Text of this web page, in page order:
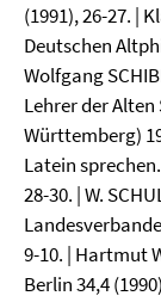
(1991), 26-27. |
Deutschen
Wolfgang
Lehrer der
Württemberg)
Latein
28-30. | W.
9-10. | Hartmut
Berlin 34,4